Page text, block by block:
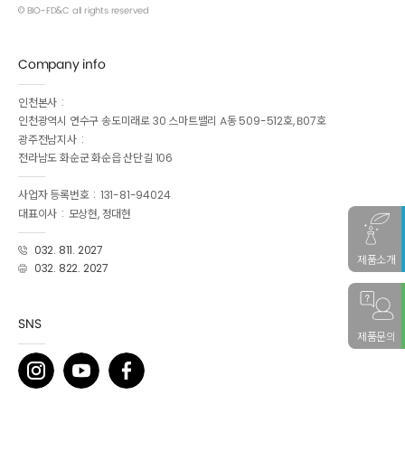
© BIO-FD&C all rights reserved
Company info
인천본사
인천광역시 연수구 송도미래로 30 스마트밸리 A동 509-512호, B07호
광주전남지사
전라남도 화순군 화순읍 산단길 106
사업자 등록번호
131-81-94024
대표이사
모상현, 정대현
032. 811. 2027
032. 822. 2027
SNS
제품소개
제품문의